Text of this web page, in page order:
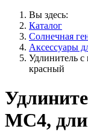
Вы здесь:
Каталог
Солнечная
Аксессуары
Удлинитель
красный
МС4,